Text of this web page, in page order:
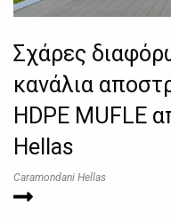
Σχάρες
κανάλια
HDPE MUFLE
Hellas
Caramondani Hellas